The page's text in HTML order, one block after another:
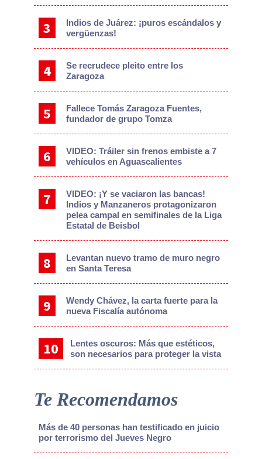
Indios de Juárez: ¡puros escándalos y
vergüenzas!
Se recrudece pleito entre los
Zaragoza
Fallece Tomás Zaragoza Fuentes,
fundador de grupo Tomza
VIDEO: Tráiler sin frenos embiste a 7
vehículos en Aguascalientes
VIDEO: ¡Y se vaciaron las bancas!
Indios y Manzaneros protagonizaron
pelea campal en semifinales de la Liga
Estatal de Beisbol
Levantan nuevo tramo de muro negro
en Santa Teresa
Wendy Chávez, la carta fuerte para la
nueva Fiscalía autónoma
Lentes oscuros: Más que estéticos,
son necesarios para proteger la vista
Te Recomendamos
Más de 40 personas han testificado en juicio
por terrorismo del Jueves Negro